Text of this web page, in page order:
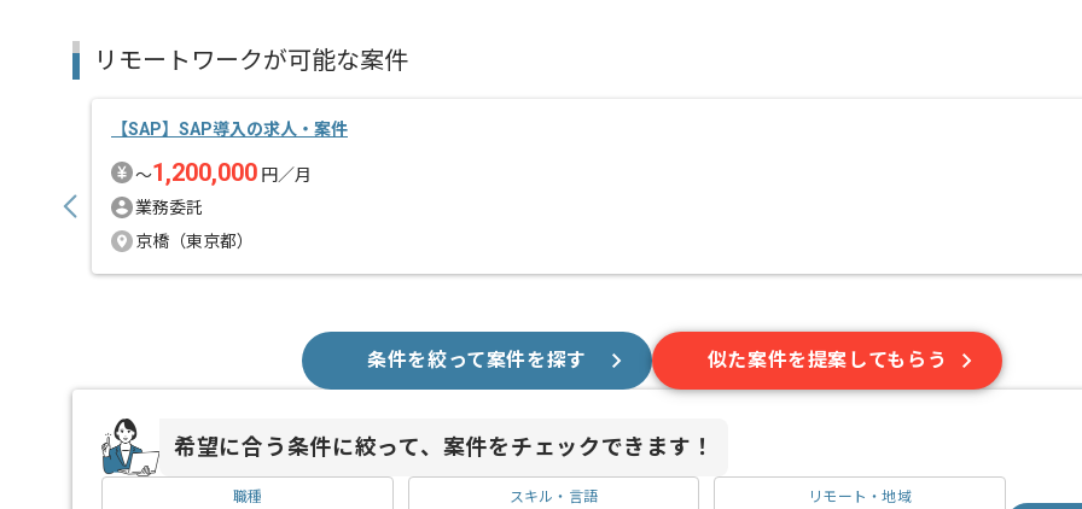
リモートワークが可能な案件
【SAP】SAP導入の求人・案件
〜1,200,000 円／月
業務委託
京橋（東京都）
条件を絞って案件を探す 似た案件を提案してもらう
希望に合う条件に絞って、案件をチェックできます！
職種 スキル・言語 リモート・地域